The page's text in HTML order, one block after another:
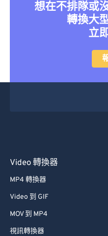
想在不排隊或
轉換大
立
Video 轉換器
MP4 轉換器
Video 到 GIF
MOV 到 MP4
視訊轉換器